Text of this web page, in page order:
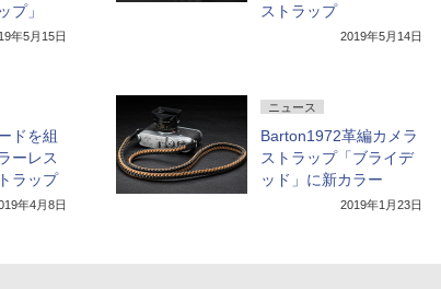
プ」
年5月15日
ストラップ
2019年5月14日
ドを組
ーレス
ラップ
年4月8日
ニュース
Barton1972革編カメラ
ストラップ「ブライデ
ッド」に新カラー
2019年1月23日